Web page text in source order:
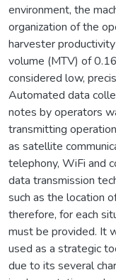
environment, the
organization of the
harvester
volume (MTV) of
considered low,
Automated data
notes by operators
transmitting
as satellite
telephony, WiFi and
data transmission
such as the location
therefore, for each
must be provided. It
used as a strategic
due to its several